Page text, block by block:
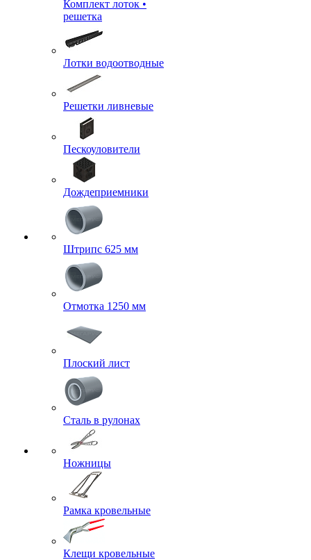
Комплект лоток •
решетка
Лотки водоотводные
Решетки ливневые
Пескоуловители
Дождеприемники
Штрипс 625 мм
Отмотка 1250 мм
Плоский лист
Сталь в рулонах
Ножницы
Рамка кровельные
Клещи кровельные